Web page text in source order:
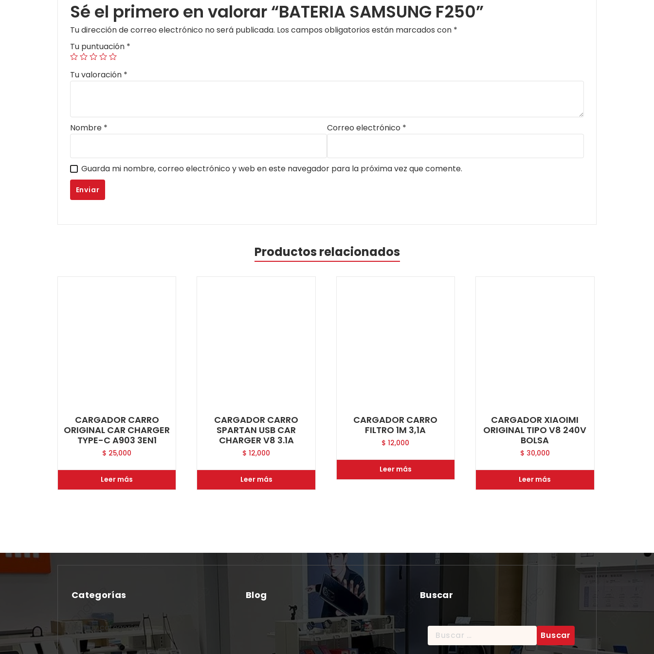
Sé el primero en valorar “BATERIA SAMSUNG F250”
Tu dirección de correo electrónico no será publicada. Los campos obligatorios están marcados con *
Tu puntuación *
Tu valoración *
Nombre * Correo electrónico *
Guarda mi nombre, correo electrónico y web en este navegador para la próxima vez que comente.
Productos relacionados
CARGADOR CARRO
ORIGINAL CAR CHARGER
TYPE-C A903 3EN1
$ 25,000
Leer más
CARGADOR CARRO
SPARTAN USB CAR
CHARGER V8 3.1A
$ 12,000
Leer más
CARGADOR CARRO
FILTRO 1M 3,1A
$ 12,000
Leer más
CARGADOR XIAOIMI
ORIGINAL TIPO V8 240V
BOLSA
$ 30,000
Leer más
Categorías
No hay categorías
Blog Buscar
Buscar: